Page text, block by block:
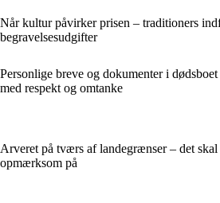
Når kultur påvirker prisen – traditioners
begravelsesudgifter
Personlige breve og dokumenter i
med respekt og omtanke
Arveret på tværs af landegrænser – det
opmærksom på